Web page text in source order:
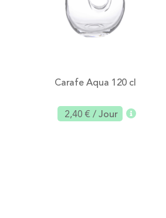
Carafe Aqua 120 cl
2,40 € / Jour